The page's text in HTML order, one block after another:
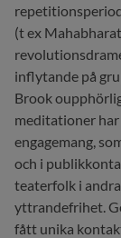
(t ex
inflytande på
Brook
meditationer
engagemang,
och i
teaterfolk i
yttrandefrihet.
fått unika